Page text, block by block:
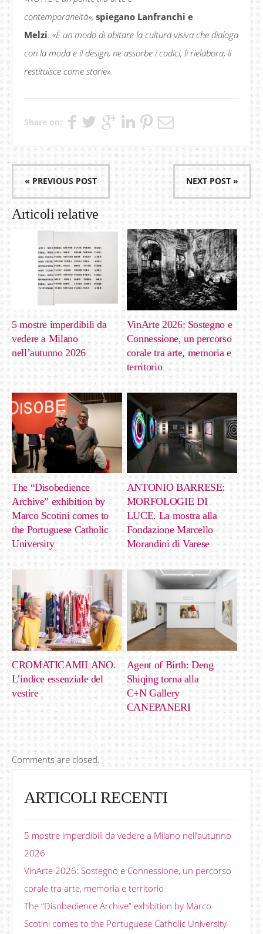
contemporaneità», spiegano Lanfranchi e
Melzi. «Èun modo di abitare la cultura visiva che dialoga
con la moda e il design, ne assorbe i codici, li rielabora, li
restituisce come storie».
Share on:
« PREVIOUS POST NEXT POST »
Articoli relative
5 mostre imperdibili da
vedere a Milano
nell’autunno 2026
VinArte 2026: Sostegno e
Connessione, un percorso
corale tra arte, memoria e
territorio
The “Disobedience
Archive” exhibition by
Marco Scotini comes to
the Portuguese Catholic
University
ANTONIO BARRESE:
MORFOLOGIE DI
LUCE. La mostra alla
Fondazione Marcello
Morandini di Varese
CROMATICAMILANO.
L’indice essenziale del
vestire
Agent of Birth: Deng
Shiqing torna alla
C+N Gallery
CANEPANERI
Comments are closed.
ARTICOLI RECENTI
5 mostre imperdibili da vedere a Milano nell’autunno
2026
VinArte 2026: Sostegno e Connessione, un percorso
corale tra arte, memoria e territorio
The “Disobedience Archive” exhibition by Marco
Scotini comes to the Portuguese Catholic University